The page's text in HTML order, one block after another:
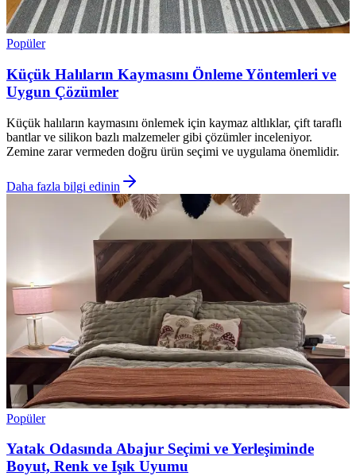
Popüler
Küçük Halıların Kaymasını Önleme Yöntemleri ve
Uygun Çözümler
Küçük halıların kaymasını önlemek için kaymaz altlıklar, çift taraflı
bantlar ve silikon bazlı malzemeler gibi çözümler inceleniyor.
Zemine zarar vermeden doğru ürün seçimi ve uygulama önemlidir.
Daha fazla bilgi edinin
Popüler
Yatak Odasında Abajur Seçimi ve Yerleşiminde
Boyut, Renk ve Işık Uyumu